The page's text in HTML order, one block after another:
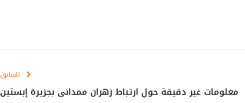
السابق
معلومات غير دقيقة حول ارتباط زهران ممداني بجزيرة إبستين